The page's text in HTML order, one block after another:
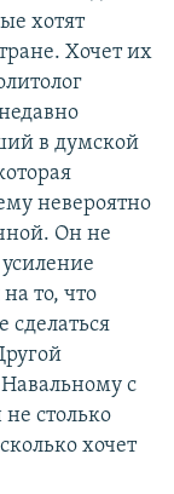
хотят
Хочет их
в думской
невероятно
Он не
то, что
с
столько
хочет